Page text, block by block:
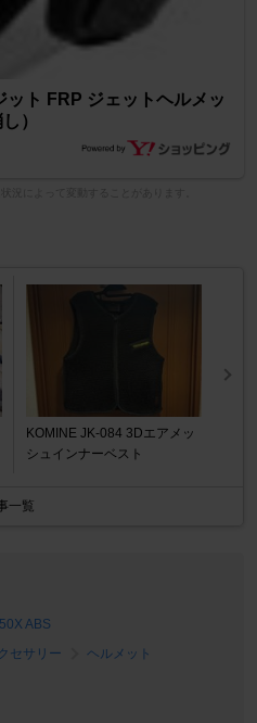
ト FRP ジェットヘルメッ
）
KOMINE JK-084 3Dエアメッ
シュインナーベスト
一覧
ABS
セサリー
ヘルメット